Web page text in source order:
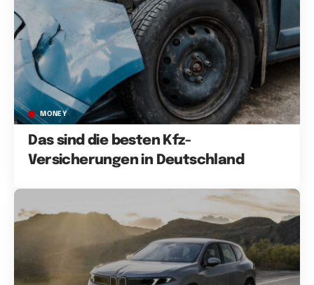
MONEY
Das sind die besten Kfz-
Versicherungen in Deutschland